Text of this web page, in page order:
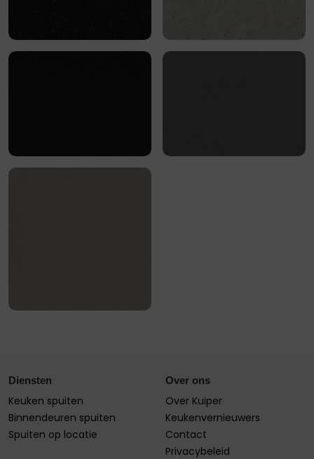
Diensten
Keuken spuiten
Binnendeuren spuiten
Spuiten op locatie
Over ons
Over Kuiper
Keukenvernieuwers
Contact
Privacybeleid